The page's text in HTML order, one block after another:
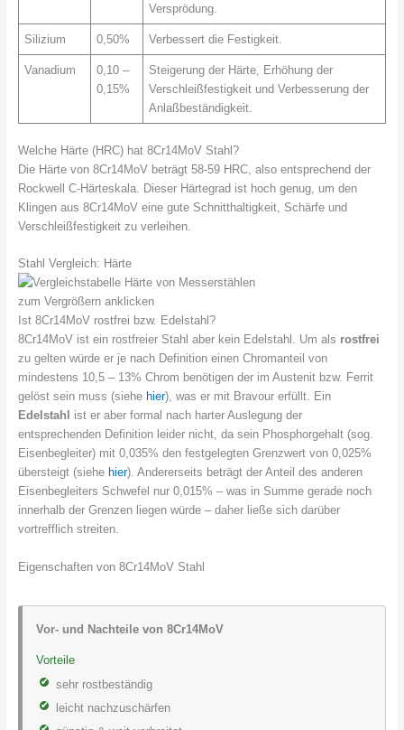
Versprödung.
Silizium 0,50% Verbessert die Festigkeit.
Vanadium
0,10 –
0,15%
Steigerung der Härte, Erhöhung der
Verschleißfestigkeit und Verbesserung der
Anlaßbeständigkeit.
Welche Härte (HRC) hat 8Cr14MoV Stahl?
Die Härte von 8Cr14MoV beträgt 58-59 HRC, also entsprechend der
Rockwell C-Härteskala. Dieser Härtegrad ist hoch genug, um den
Klingen aus 8Cr14MoV eine gute Schnitthaltigkeit, Schärfe und
Verschleißfestigkeit zu verleihen.
Stahl Vergleich: Härte
zum Vergrößern anklicken
Ist 8Cr14MoV rostfrei bzw. Edelstahl?
8Cr14MoV ist ein rostfreier Stahl aber kein Edelstahl. Um als rostfrei
zu gelten würde er je nach Definition einen Chromanteil von
mindestens 10,5 – 13% Chrom benötigen der im Austenit bzw. Ferrit
gelöst sein muss (siehe hier), was er mit Bravour erfüllt. Ein
Edelstahl
ist er aber formal nach harter Auslegung der
entsprechenden Definition leider nicht, da sein Phosphorgehalt (sog.
Eisenbegleiter) mit 0,035% den festgelegten Grenzwert von 0,025%
übersteigt (siehe hier). Andererseits beträgt der Anteil des anderen
Eisenbegleiters Schwefel nur 0,015% – was in Summe gerade noch
innerhalb der Grenzen liegen würde – daher ließe sich darüber
vortrefflich streiten.
Eigenschaften von 8Cr14MoV Stahl
Vor- und Nachteile von 8Cr14MoV
Vorteile
sehr rostbeständig
leicht nachzuschärfen